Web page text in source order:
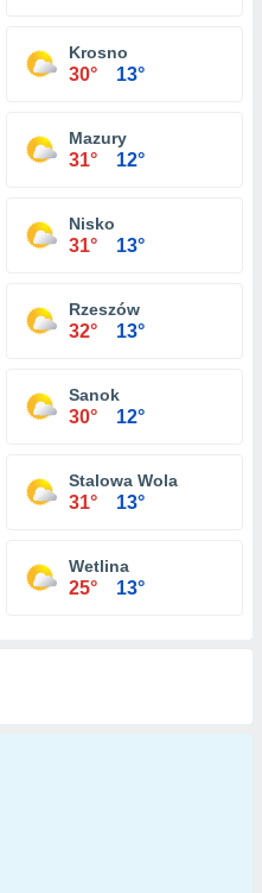
Krosno
30° 13°
Mazury
31° 12°
Nisko
31° 13°
Rzeszów
32° 13°
Sanok
30° 12°
Stalowa Wola
31° 13°
Wetlina
25° 13°